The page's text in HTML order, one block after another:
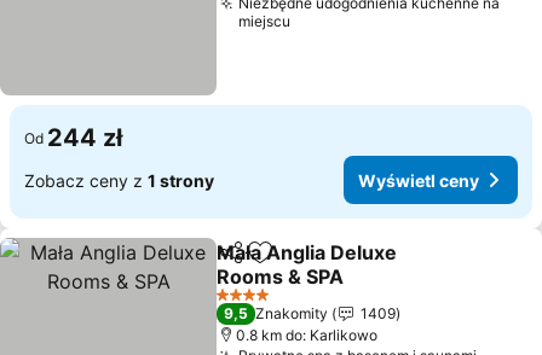
miejscu
Od 244 zł
Zobacz ceny z 1 strony Wyświetl ceny
Udostępnij
Dodaj do ulubionych
Mała Anglia Deluxe
Rooms & SPA
4 Kategoria
9,5 Znakomity
1409
0.8 km do: Karlikowo